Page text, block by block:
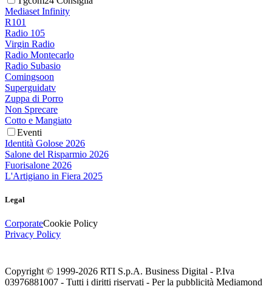
Mediaset Infinity
R101
Radio 105
Virgin Radio
Radio Montecarlo
Radio Subasio
Comingsoon
Superguidatv
Zuppa di Porro
Non Sprecare
Cotto e Mangiato
Eventi
Identità Golose 2026
Salone del Risparmio 2026
Fuorisalone 2026
L'Artigiano in Fiera 2025
Legal
CorporateCookie Policy
Privacy Policy
Copyright © 1999-2026 RTI S.p.A. Business Digital - P.Iva
03976881007 - Tutti i diritti riservati - Per la pubblicità Mediamond